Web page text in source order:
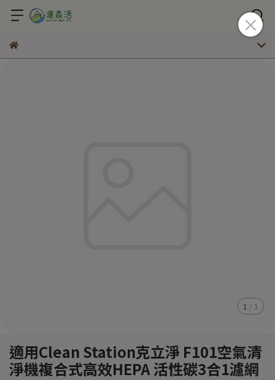
1 / 1
適用Clean Station克立淨 F101空氣清
淨機複合式高效HEPA 活性碳3合1濾網